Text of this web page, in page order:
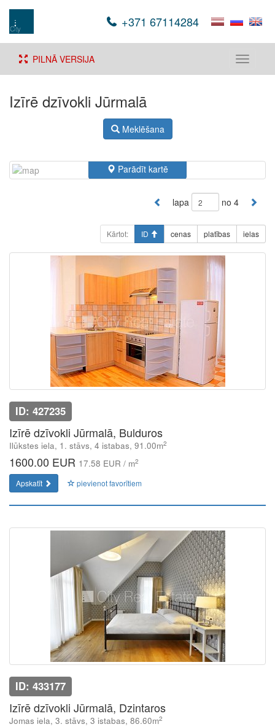
+371 67114284
Toggle
PILNĀ VERSIJA
Izīrē dzīvokli Jūrmalā
Meklēšana
Parādīt kartē
lapa no 4
Kārtot: ID cenas platības ielas
ID: 427235
Izīrē dzīvokli Jūrmalā, Bulduros
Ilūkstes iela, 1. stāvs, 4 istabas, 91.00m2
1600.00 EUR 17.58 EUR / m2
Apskatīt pievienot favorītiem
ID: 433177
Izīrē dzīvokli Jūrmalā, Dzintaros
Jomas iela, 3. stāvs, 3 istabas, 86.60m2